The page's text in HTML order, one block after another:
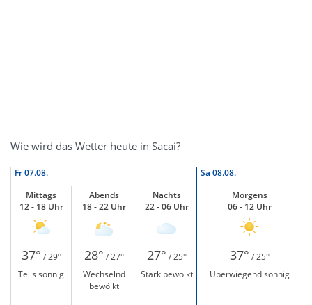
Wie wird das Wetter heute in Sacai?
Fr07.08. Sa 08.08.
Mittags
12 - 18 Uhr
Abends
18 - 22 Uhr
Nachts
22 - 06 Uhr
Morgens
06 - 12 Uhr
37° / 29° 28° / 27° 27° / 25° 37° / 25°
Teils sonnig
Wechselnd
bewölkt
Stark bewölkt Überwiegend sonnig